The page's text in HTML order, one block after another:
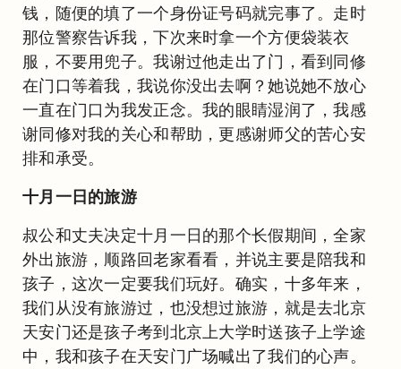
钱，随便的填了一个身份证号码就完事了。走时
那位警察告诉我，下次来时拿一个方便袋装衣
服，不要用兜子。我谢过他走出了门，看到同修
在门口等着我，我说你没出去啊？她说她不放心
一直在门口为我发正念。我的眼睛湿润了，我感
谢同修对我的关心和帮助，更感谢师父的苦心安
排和承受。
十月一日的旅游
叔公和丈夫决定十月一日的那个长假期间，全家
外出旅游，顺路回老家看看，并说主要是陪我和
孩子，这次一定要我们玩好。确实，十多年来，
我们从没有旅游过，也没想过旅游，就是去北京
天安门还是孩子考到北京上大学时送孩子上学途
中，我和孩子在天安门广场喊出了我们的心声。